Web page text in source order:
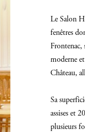
Le Salon
fenêtres
Frontenac,
moderne
Château,
Sa
assises et
plusieurs